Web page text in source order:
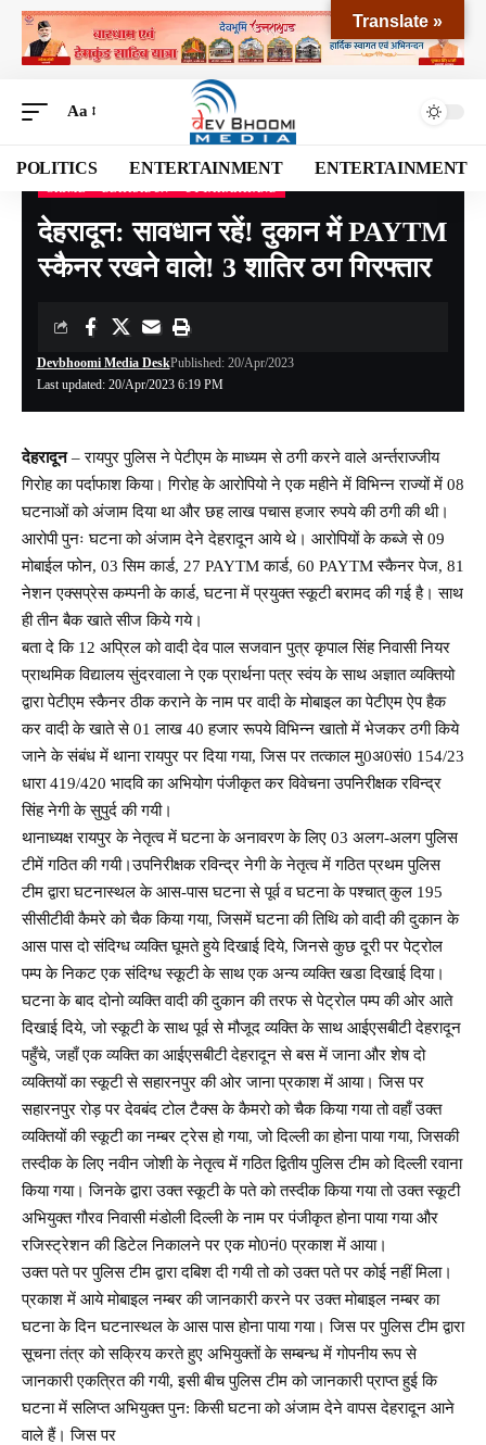
Aa
POLITICS ENTERTAINMENT ENTERTAINMENT
Devbhoomi Media>Blog>NATIONAL> UTTARAKHAND> DEHRADUN >
देहरादून: सावधान रहें! दुकान में PAYTM
स्कैनर रखने वाले! 3 शातिर ठग गिरफ्तार
Last updated: 20/Apr/2023 6:19 PM
Devbhoomi Media DeskPublished: 20/Apr/2023
देहरादून– रायपुर पुलिस ने पेटीएम के माध्यम से ठगी करने वाले अर्न्तराज्जीय
गिरोह का पर्दाफाश किया। गिरोह के आरोपियो ने एक महीने में विभिन्न राज्यों में 08
घटनाओं को अंजाम दिया था और छह लाख पचास हजार रुपये की ठगी की थी।
आरोपी पुनः घटना को अंजाम देने देहरादून आये थे। आरोपियों के कब्जे से 09
मोबाईल फोन, 03 सिम कार्ड, 27 PAYTM कार्ड, 60 PAYTM स्कैनर पेज, 81
नेशन एक्सप्रेस कम्पनी के कार्ड, घटना में प्रयुक्त स्कूटी बरामद की गई है। साथ
ही तीन बैक खाते सीज किये गये।
बता दे कि 12 अप्रिल को वादी देव पाल सजवान पुत्र कृपाल सिंह निवासी नियर
प्राथमिक विद्यालय सुंदरवाला ने एक प्रार्थना पत्र स्वंय के साथ अज्ञात व्यक्तियो
द्वारा पेटीएम स्कैनर ठीक कराने के नाम पर वादी के मोबाइल का पेटीएम ऐप हैक
कर वादी के खाते से 01 लाख 40 हजार रूपये विभिन्न खातो में भेजकर ठगी किये
जाने के संबंध में थाना रायपुर पर दिया गया, जिस पर तत्काल मु0अ0सं0 154/23
धारा 419/420 भादवि का अभियोग पंजीकृत कर विवेचना उपनिरीक्षक रविन्द्र
सिंह नेगी के सुपुर्द की गयी।
थानाध्यक्ष रायपुर के नेतृत्व में घटना के अनावरण के लिए 03 अलग-अलग पुलिस
टीमें गठित की गयी।उपनिरीक्षक रविन्द्र नेगी के नेतृत्व में गठित प्रथम पुलिस
टीम द्वारा घटनास्थल के आस-पास घटना से पूर्व व घटना के पश्चात् कुल 195
सीसीटीवी कैमरे को चैक किया गया, जिसमें घटना की तिथि को वादी की दुकान के
आस पास दो संदिग्ध व्यक्ति घूमते हुये दिखाई दिये, जिनसे कुछ दूरी पर पेट्रोल
पम्प के निकट एक संदिग्ध स्कूटी के साथ एक अन्य व्यक्ति खडा दिखाई दिया।
घटना के बाद दोनो व्यक्ति वादी की दुकान की तरफ से पेट्रोल पम्प की ओर आते
दिखाई दिये, जो स्कूटी के साथ पूर्व से मौजूद व्यक्ति के साथ आईएसबीटी देहरादून
पहुँचे, जहाँ एक व्यक्ति का आईएसबीटी देहरादून से बस में जाना और शेष दो
व्यक्तियों का स्कूटी से सहारनपुर की ओर जाना प्रकाश में आया। जिस पर
सहारनपुर रोड़ पर देवबंद टोल टैक्स के कैमरो को चैक किया गया तो वहाँ उक्त
व्यक्तियों की स्कूटी का नम्बर ट्रेस हो गया, जो दिल्ली का होना पाया गया, जिसकी
तस्दीक के लिए नवीन जोशी के नेतृत्व में गठित द्वितीय पुलिस टीम को दिल्ली रवाना
किया गया। जिनके द्वारा उक्त स्कूटी के पते को तस्दीक किया गया तो उक्त स्कूटी
अभियुक्त गौरव निवासी मंडोली दिल्ली के नाम पर पंजीकृत होना पाया गया और
रजिस्ट्रेशन की डिटेल निकालने पर एक मो0नं0 प्रकाश में आया।
उक्त पते पर पुलिस टीम द्वारा दबिश दी गयी तो को उक्त पते पर कोई नहीं मिला।
प्रकाश में आये मोबाइल नम्बर की जानकारी करने पर उक्त मोबाइल नम्बर का
घटना के दिन घटनास्थल के आस पास होना पाया गया। जिस पर पुलिस टीम द्वारा
सूचना तंत्र को सक्रिय करते हुए अभियुक्तों के सम्बन्ध में गोपनीय रूप से
जानकारी एकत्रित की गयी, इसी बीच पुलिस टीम को जानकारी प्राप्त हुई कि
घटना में सलिप्त अभियुक्त पुन: किसी घटना को अंजाम देने वापस देहरादून आने
वाले हैं। जिस पर
Translate »